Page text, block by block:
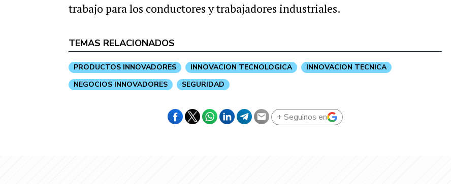
trabajo para los conductores y trabajadores industriales.
TEMAS RELACIONADOS
PRODUCTOS INNOVADORES INNOVACION TECNOLOGICA
INNOVACION TECNICA
NEGOCIOS INNOVADORES
SEGURIDAD
+ Seguinos en